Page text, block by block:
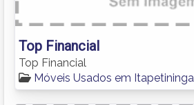
Top Financial
Top Financial
Móveis Usados em Itapetininga